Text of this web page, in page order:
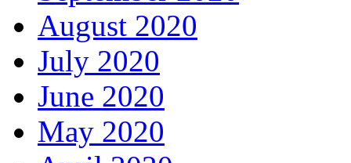
August 2020
July 2020
June 2020
May 2020